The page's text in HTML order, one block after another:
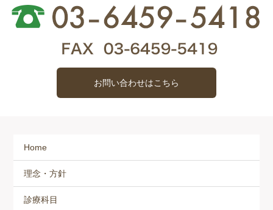
お問い合わせはこちら
Home
理念・方針
診療科目